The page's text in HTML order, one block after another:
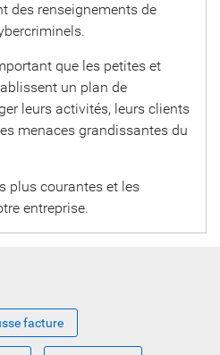
des renseignements de
que les petites et
un plan de
leurs activités, leurs clients
menaces grandissantes du
plus courantes et les
entreprise.
facture